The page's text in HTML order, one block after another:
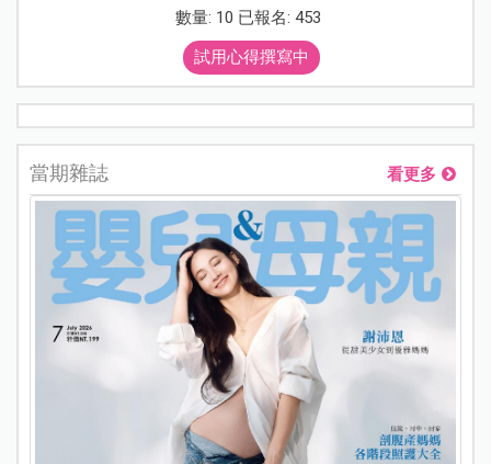
數量: 10 已報名: 453
試用心得撰寫中
當期雜誌 看更多